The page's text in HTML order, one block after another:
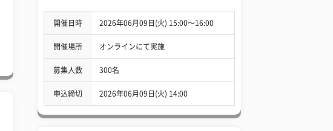
開催日時 2026年06月09日(火) 15:00〜16:00
開催場所 オンラインにて実施
募集人数 300名
申込締切 2026年06月09日(火) 14:00